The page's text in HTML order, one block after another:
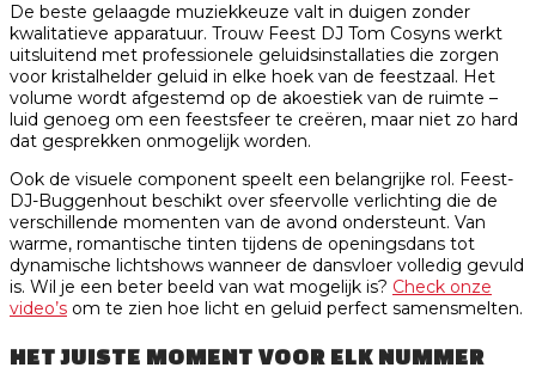
De beste gelaagde muziekkeuze valt in duigen zonder
kwalitatieve apparatuur. Trouw Feest DJ Tom Cosyns werkt
uitsluitend met professionele geluidsinstallaties die zorgen
voor kristalhelder geluid in elke hoek van de feestzaal. Het
volume wordt afgestemd op de akoestiek van de ruimte –
luid genoeg om een feestsfeer te creëren, maar niet zo hard
dat gesprekken onmogelijk worden.
Ook de visuele component speelt een belangrijke rol. Feest-
DJ-Buggenhout beschikt over sfeervolle verlichting die de
verschillende momenten van de avond ondersteunt. Van
warme, romantische tinten tijdens de openingsdans tot
dynamische lichtshows wanneer de dansvloer volledig gevuld
is. Wil je een beter beeld van wat mogelijk is? Check onze
video’s om te zien hoe licht en geluid perfect samensmelten.
HET JUISTE MOMENT VOOR ELK NUMMER